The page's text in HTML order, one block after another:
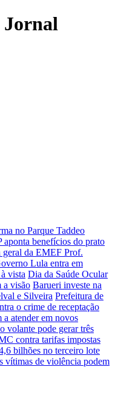
Jornal
no Parque Taddeo
benefícios do prato
geral da EMEF Prof.
Lula entra em
vista Dia da Saúde Ocular
a visão Barueri investe na
e Silveira Prefeitura de
o crime de receptação
a atender em novos
volante pode gerar três
contra tarifas impostas
bilhões no terceiro lote
vítimas de violência podem